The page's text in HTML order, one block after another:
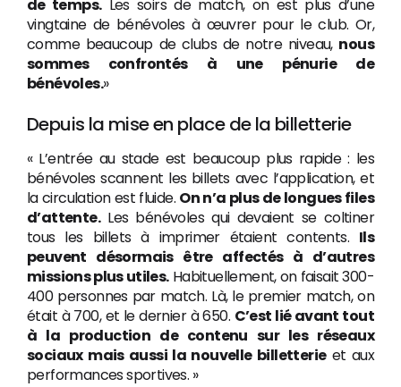
de temps.Les soirs de match, on est plus d’une
vingtaine de bénévoles à œuvrer pour le club. Or,
comme beaucoup de clubs de notre niveau, nous
sommes confrontés à une pénurie de
bénévoles.»
Depuis la mise en place de la billetterie
« L’entrée au stade est beaucoup plus rapide : les
bénévoles scannent les billets avec l’application, et
la circulation est fluide. On n’a plus de longues files
d’attente.Les bénévoles qui devaient se coltiner
tous les billets à imprimer étaient contents. Ils
peuvent désormais être affectés à d’autres
missions plus utiles.Habituellement, on faisait 300-
400 personnes par match. Là, le premier match, on
était à 700, et le dernier à 650. C’est lié avant tout
à la production de contenu sur les réseaux
sociaux mais aussi la nouvelle billetterieet aux
performances sportives. »